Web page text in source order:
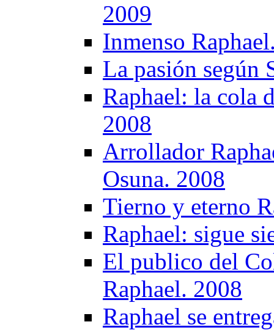
2009
Inmenso
La pasión según
Raphael: la cola
2008
Arrollador
Osuna. 2008
Tierno y eterno
Raphael: sigue
El publico del
Raphael. 2008
Raphael se